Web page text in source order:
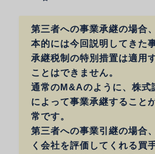
第三者への事業承継の場合
本的には今回説明してきた
承継税制の特別措置は適用
ことはできません。
通常のM&Aのように、株式
によって事業承継すること
常です。
第三者への事業引継の場合
く会社を評価してくれる買